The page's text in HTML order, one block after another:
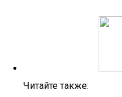
Читайте также: